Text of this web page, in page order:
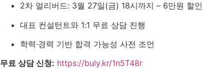
2차 얼리버드: 3월 27일(금) 18시까지 – 6만원 할인
대표 컨설턴트와 1:1 무료 상담 진행
학력·경력 기반 합격 가능성 사전 조언
무료 상담 신청: https://buly.kr/1n5T48r